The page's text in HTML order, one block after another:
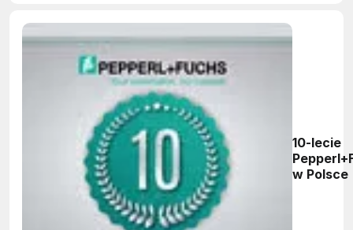
10-lecie
w Polsce